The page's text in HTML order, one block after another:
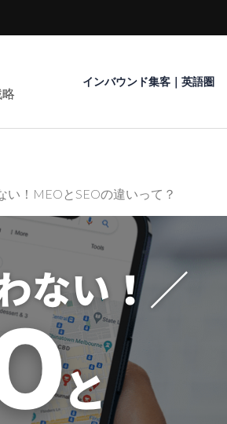
インバウンド集客｜英語圏
い！MEOとSEOの違いって？